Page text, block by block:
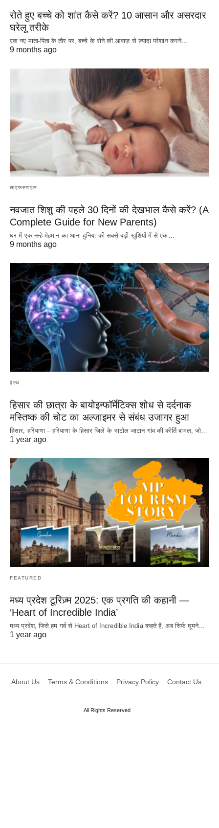
रोते हुए बच्चे को शांत कैसे करें? 10 आसान और असरदार
घरेलू तरीके
एक नए माता-पिता के तौर पर, बच्चे के रोने की आवाज़ से ज़्यादा परेशान करने…
9 months ago
लाइफस्टाइल
नवजात शिशु की पहले 30 दिनों की देखभाल कैसे करें? (A
Complete Guide for New Parents)
घर में एक नन्हे मेहमान का आना दुनिया की सबसे बड़ी खुशियों में से एक…
9 months ago
हेल्थ
हिसार की छात्रा के बायोइन्फॉर्मेटिक्स शोध से दर्दनाक
मस्तिष्क की चोट का अल्जाइमर से संबंध उजागर हुआ
हिसार, हरियाणा – हरियाणा के हिसार जिले के भाटोल जाटान गांव की कीर्ति बामल, जो…
1 year ago
FEATURED
मध्य प्रदेश टूरिज़्म 2025: एक प्रगति की कहानी —
‘Heart of Incredible India’
मध्य प्रदेश, जिसे हम गर्व से Heart of Incredible India कहते हैं, अब सिर्फ घूमने…
1 year ago
About Us Terms & Conditions Privacy Policy Contact Us
All Rights Reserved